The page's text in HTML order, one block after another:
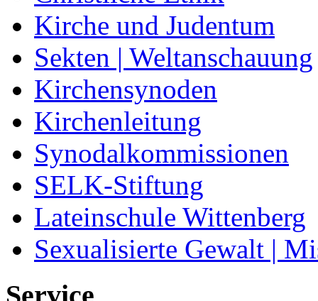
Kirche und Judentum
Sekten | Weltanschauung
Kirchensynoden
Kirchenleitung
Synodalkommissionen
SELK-Stiftung
Lateinschule Wittenberg
Sexualisierte Gewalt |